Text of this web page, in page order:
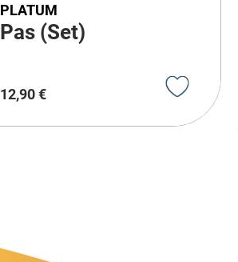
PLATUM
Pas (Set)
12,90 €